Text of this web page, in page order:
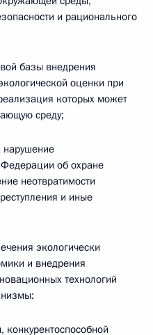
и рационального
базы внедрения
оценки при
которых может
среду;
нарушение
об охране
неотвратимости
и иные
экологически
и внедрения
технологий